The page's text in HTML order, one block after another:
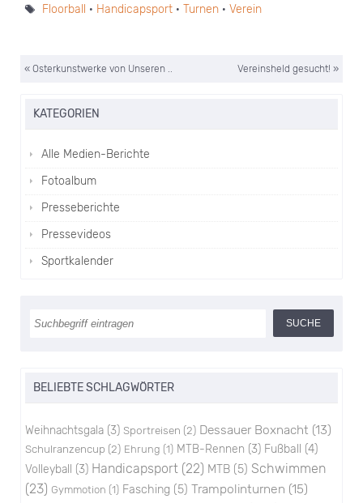
Floorball · Handicapsport · Turnen · Verein
« Osterkunstwerke von Unseren .. Vereinsheld gesucht! »
KATEGORIEN
Alle Medien-Berichte
Fotoalbum
Presseberichte
Pressevideos
Sportkalender
BELIEBTE SCHLAGWÖRTER
Weihnachtsgala (3) Sportreisen (2) Dessauer Boxnacht (13)
Schulranzencup (2) Ehrung (1) MTB-Rennen (3) Fußball (4)
Volleyball (3) Handicapsport (22) MTB (5) Schwimmen
(23) Gymmotion (1) Fasching (5) Trampolinturnen (15)